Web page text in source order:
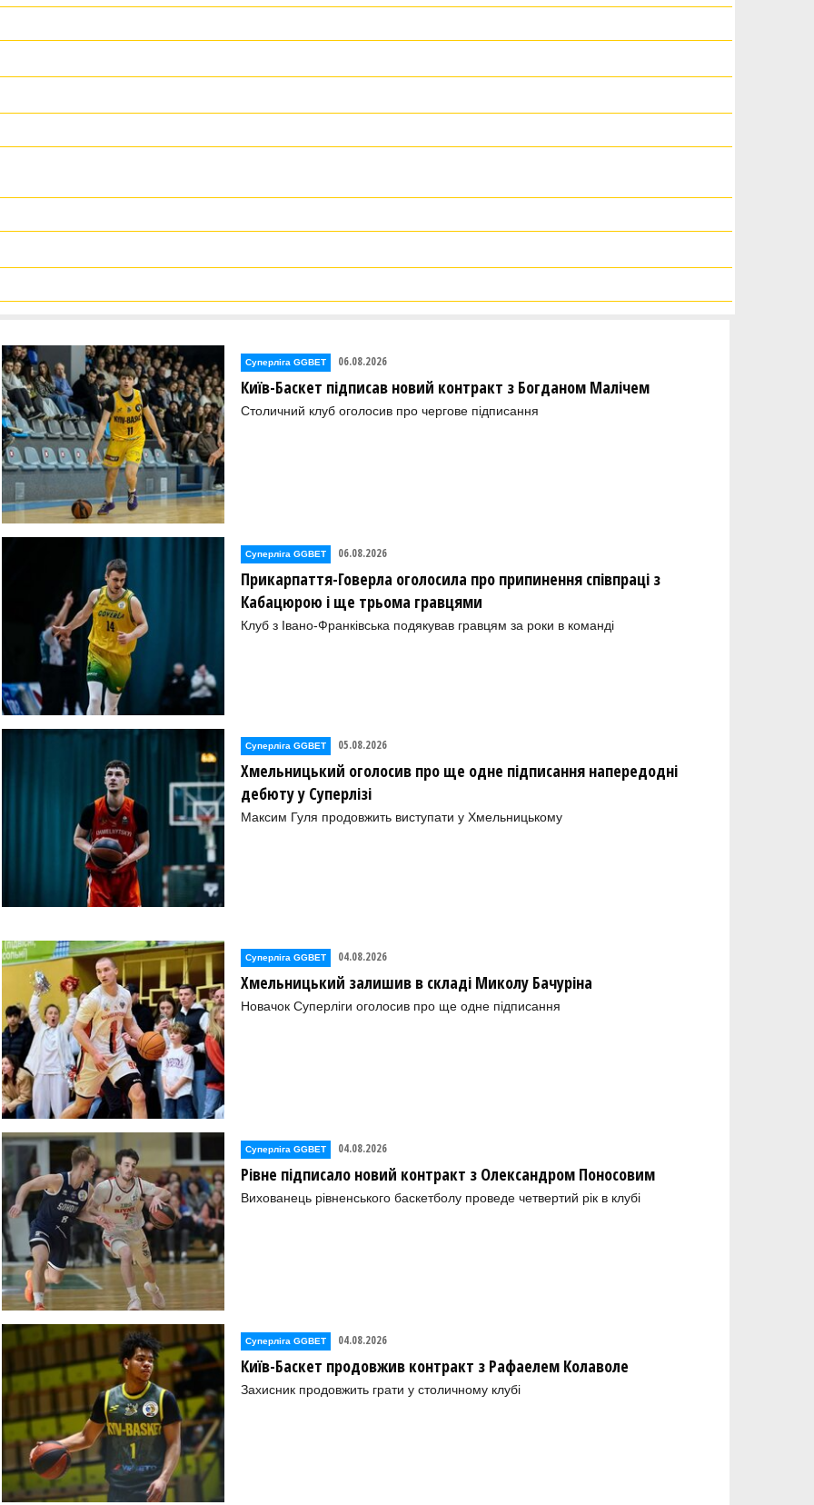
Суперліга GGBET 06.08.2026
Київ-Баскет підписав новий контракт з Богданом Малічем
Столичний клуб оголосив про чергове підписання
Суперліга GGBET 06.08.2026
Прикарпаття-Говерла оголосила про припинення співпраці з
Кабацюрою і ще трьома гравцями
Клуб з Івано-Франківська подякував гравцям за роки в команді
Суперліга GGBET 05.08.2026
Хмельницький оголосив про ще одне підписання напередодні
дебюту у Суперлізі
Максим Гуля продовжить виступати у Хмельницькому
Суперліга GGBET 04.08.2026
Хмельницький залишив в складі Миколу Бачуріна
Новачок Суперліги оголосив про ще одне підписання
Суперліга GGBET 04.08.2026
Рівне підписало новий контракт з Олександром Поносовим
Вихованець рівненського баскетболу проведе четвертий рік в клубі
Суперліга GGBET 04.08.2026
Київ-Баскет продовжив контракт з Рафаелем Колаволе
Захисник продовжить грати у столичному клубі